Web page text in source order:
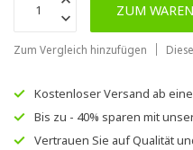
ZUM
Zum Vergleich hinzufügen
Kostenloser Versand ab
Bis zu - 40% sparen mit
Vertrauen Sie aufQualität